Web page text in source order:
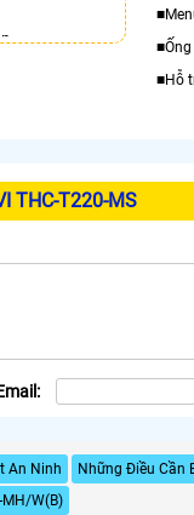
CẦU
■Hỗ
THC-T220-MS
An Ninh Những Điều Cần
MH/W(B)